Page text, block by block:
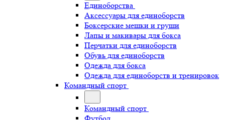
Единоборства
Аксессуары для единоборств
Боксерские мешки и груши
Лапы и макивары для бокса
Перчатки для единоборств
Обувь для единоборств
Одежда для бокса
Одежда для единоборств и тренировок
Командный спорт
Командный спорт